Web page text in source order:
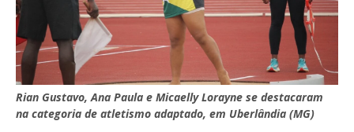
Rian Gustavo, Ana Paula e Micaelly Lorayne se destacaram
na categoria de atletismo adaptado, em Uberlândia (MG)